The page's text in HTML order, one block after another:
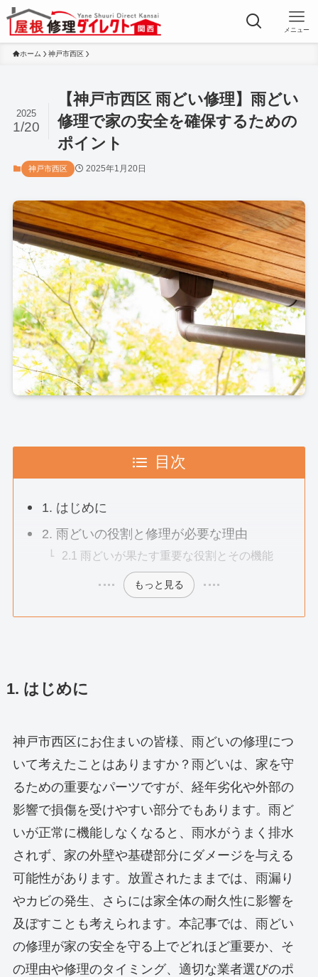
メニュー
ホーム 神戸市西区
【神戸市西区 雨どい修理】雨どい
修理で家の安全を確保するための
ポイント
2025
1/20
神戸市西区 2025年1月20日
目次
1. はじめに
2. 雨どいの役割と修理が必要な理由
2.1 雨どいが果たす重要な役割とその機能
もっと見る
1. はじめに
神戸市西区にお住まいの皆様、雨どいの修理につ
いて考えたことはありますか？雨どいは、家を守
るための重要なパーツですが、経年劣化や外部の
影響で損傷を受けやすい部分でもあります。雨ど
いが正常に機能しなくなると、雨水がうまく排水
されず、家の外壁や基礎部分にダメージを与える
可能性があります。放置されたままでは、雨漏り
やカビの発生、さらには家全体の耐久性に影響を
及ぼすことも考えられます。本記事では、雨どい
の修理が家の安全を守る上でどれほど重要か、そ
の理由や修理のタイミング、適切な業者選びのポ